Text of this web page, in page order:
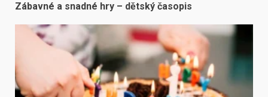
Zábavné a snadné hry – dětský časopis